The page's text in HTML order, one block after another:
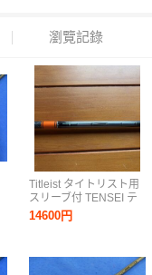
瀏覽記錄
Titleist タイトリスト用
スリーブ付 TENSEI テ
ンセイPro Orange オレ
ンジ 1K 50【X】44.5イ
14600円